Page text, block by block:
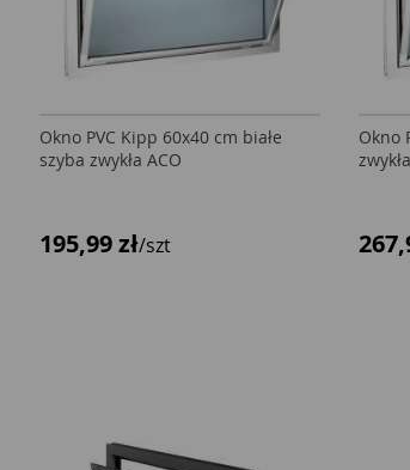
Okno PVC Kipp 60x40 cm białe
szyba zwykła ACO
195,99 zł/szt
Okno